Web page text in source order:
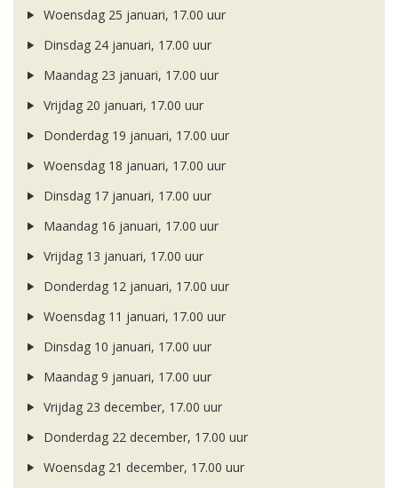
Woensdag 25 januari, 17.00 uur
Dinsdag 24 januari, 17.00 uur
Maandag 23 januari, 17.00 uur
Vrijdag 20 januari, 17.00 uur
Donderdag 19 januari, 17.00 uur
Woensdag 18 januari, 17.00 uur
Dinsdag 17 januari, 17.00 uur
Maandag 16 januari, 17.00 uur
Vrijdag 13 januari, 17.00 uur
Donderdag 12 januari, 17.00 uur
Woensdag 11 januari, 17.00 uur
Dinsdag 10 januari, 17.00 uur
Maandag 9 januari, 17.00 uur
Vrijdag 23 december, 17.00 uur
Donderdag 22 december, 17.00 uur
Woensdag 21 december, 17.00 uur